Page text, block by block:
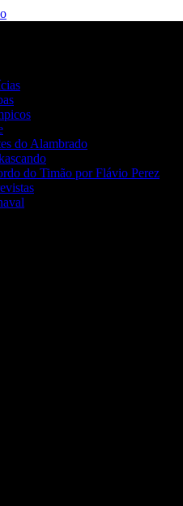
do Alambrado
do Timão por Flávio Perez